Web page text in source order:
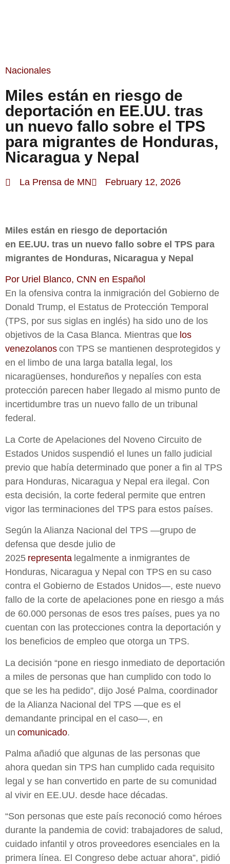
Nacionales
Miles están en riesgo de
deportación en EE.UU. tras
un nuevo fallo sobre el TPS
para migrantes de Honduras,
Nicaragua y Nepal
La Prensa de MN February 12, 2026
Miles están en riesgo de deportación
en EE.UU. tras un nuevo fallo sobre el TPS para
migrantes de Honduras, Nicaragua y Nepal
Por Uriel Blanco, CNN en Español
En la ofensiva contra la inmigración del Gobierno de
Donald Trump, el Estatus de Protección Temporal
(TPS, por sus siglas en inglés) ha sido uno de los
objetivos de la Casa Blanca. Mientras que los
venezolanos con TPS se mantienen desprotegidos y
en el limbo de una larga batalla legal, los
nicaragüenses, hondureños y nepalíes con esta
protección parecen haber llegado al mismo punto de
incertidumbre tras un nuevo fallo de un tribunal
federal.
La Corte de Apelaciones del Noveno Circuito de
Estados Unidos suspendió el lunes un fallo judicial
previo que había determinado que poner a fin al TPS
para Honduras, Nicaragua y Nepal era ilegal. Con
esta decisión, la corte federal permite que entren
vigor las terminaciones del TPS para estos países.
Según la Alianza Nacional del TPS —grupo de
defensa que desde julio de
2025 representa legalmente a inmigrantes de
Honduras, Nicaragua y Nepal con TPS en su caso
contra el Gobierno de Estados Unidos—, este nuevo
fallo de la corte de apelaciones pone en riesgo a más
de 60.000 personas de esos tres países, pues ya no
cuentan con las protecciones contra la deportación y
los beneficios de empleo que otorga un TPS.
La decisión “pone en riesgo inmediato de deportación
a miles de personas que han cumplido con todo lo
que se les ha pedido”, dijo José Palma, coordinador
de la Alianza Nacional del TPS —que es el
demandante principal en el caso—, en
un comunicado.
Palma añadió que algunas de las personas que
ahora quedan sin TPS han cumplido cada requisito
legal y se han convertido en parte de su comunidad
al vivir en EE.UU. desde hace décadas.
“Son personas que este país reconoció como héroes
durante la pandemia de covid: trabajadores de salud,
cuidado infantil y otros proveedores esenciales en la
primera línea. El Congreso debe actuar ahora”, pidió